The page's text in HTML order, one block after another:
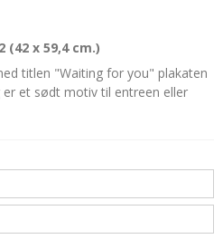
(42 x 59,4 cm.)
titlen "Waiting for you" plakaten
et sødt motiv til entreen eller